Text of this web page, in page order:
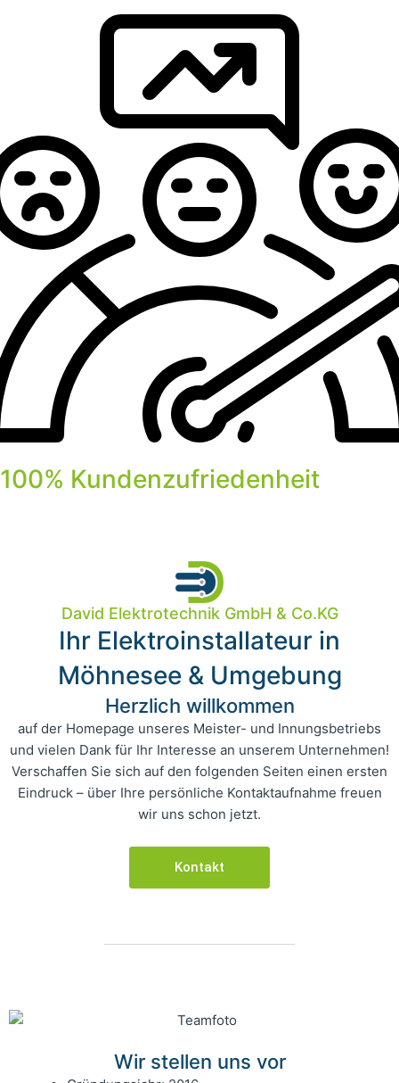
100% Kundenzufriedenheit
David Elektrotechnik GmbH & Co.KG
Ihr Elektroinstallateur in
Möhnesee & Umgebung
Herzlich willkommen
auf der Homepage unseres Meister- und Innungsbetriebs
und vielen Dank für Ihr Interesse an unserem Unternehmen!
Verschaffen Sie sich auf den folgenden Seiten einen ersten
Eindruck – über Ihre persönliche Kontaktaufnahme freuen
wir uns schon jetzt.
Kontakt
Wir stellen uns vor